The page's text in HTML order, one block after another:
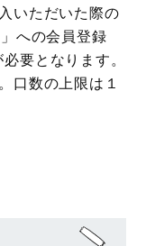
いただいた際の
への会員登録
要となります。
口数の上限は１